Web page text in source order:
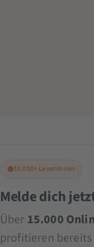
15.000+ Leser:innen
Melde dich
Über 15.000
profitieren bereits